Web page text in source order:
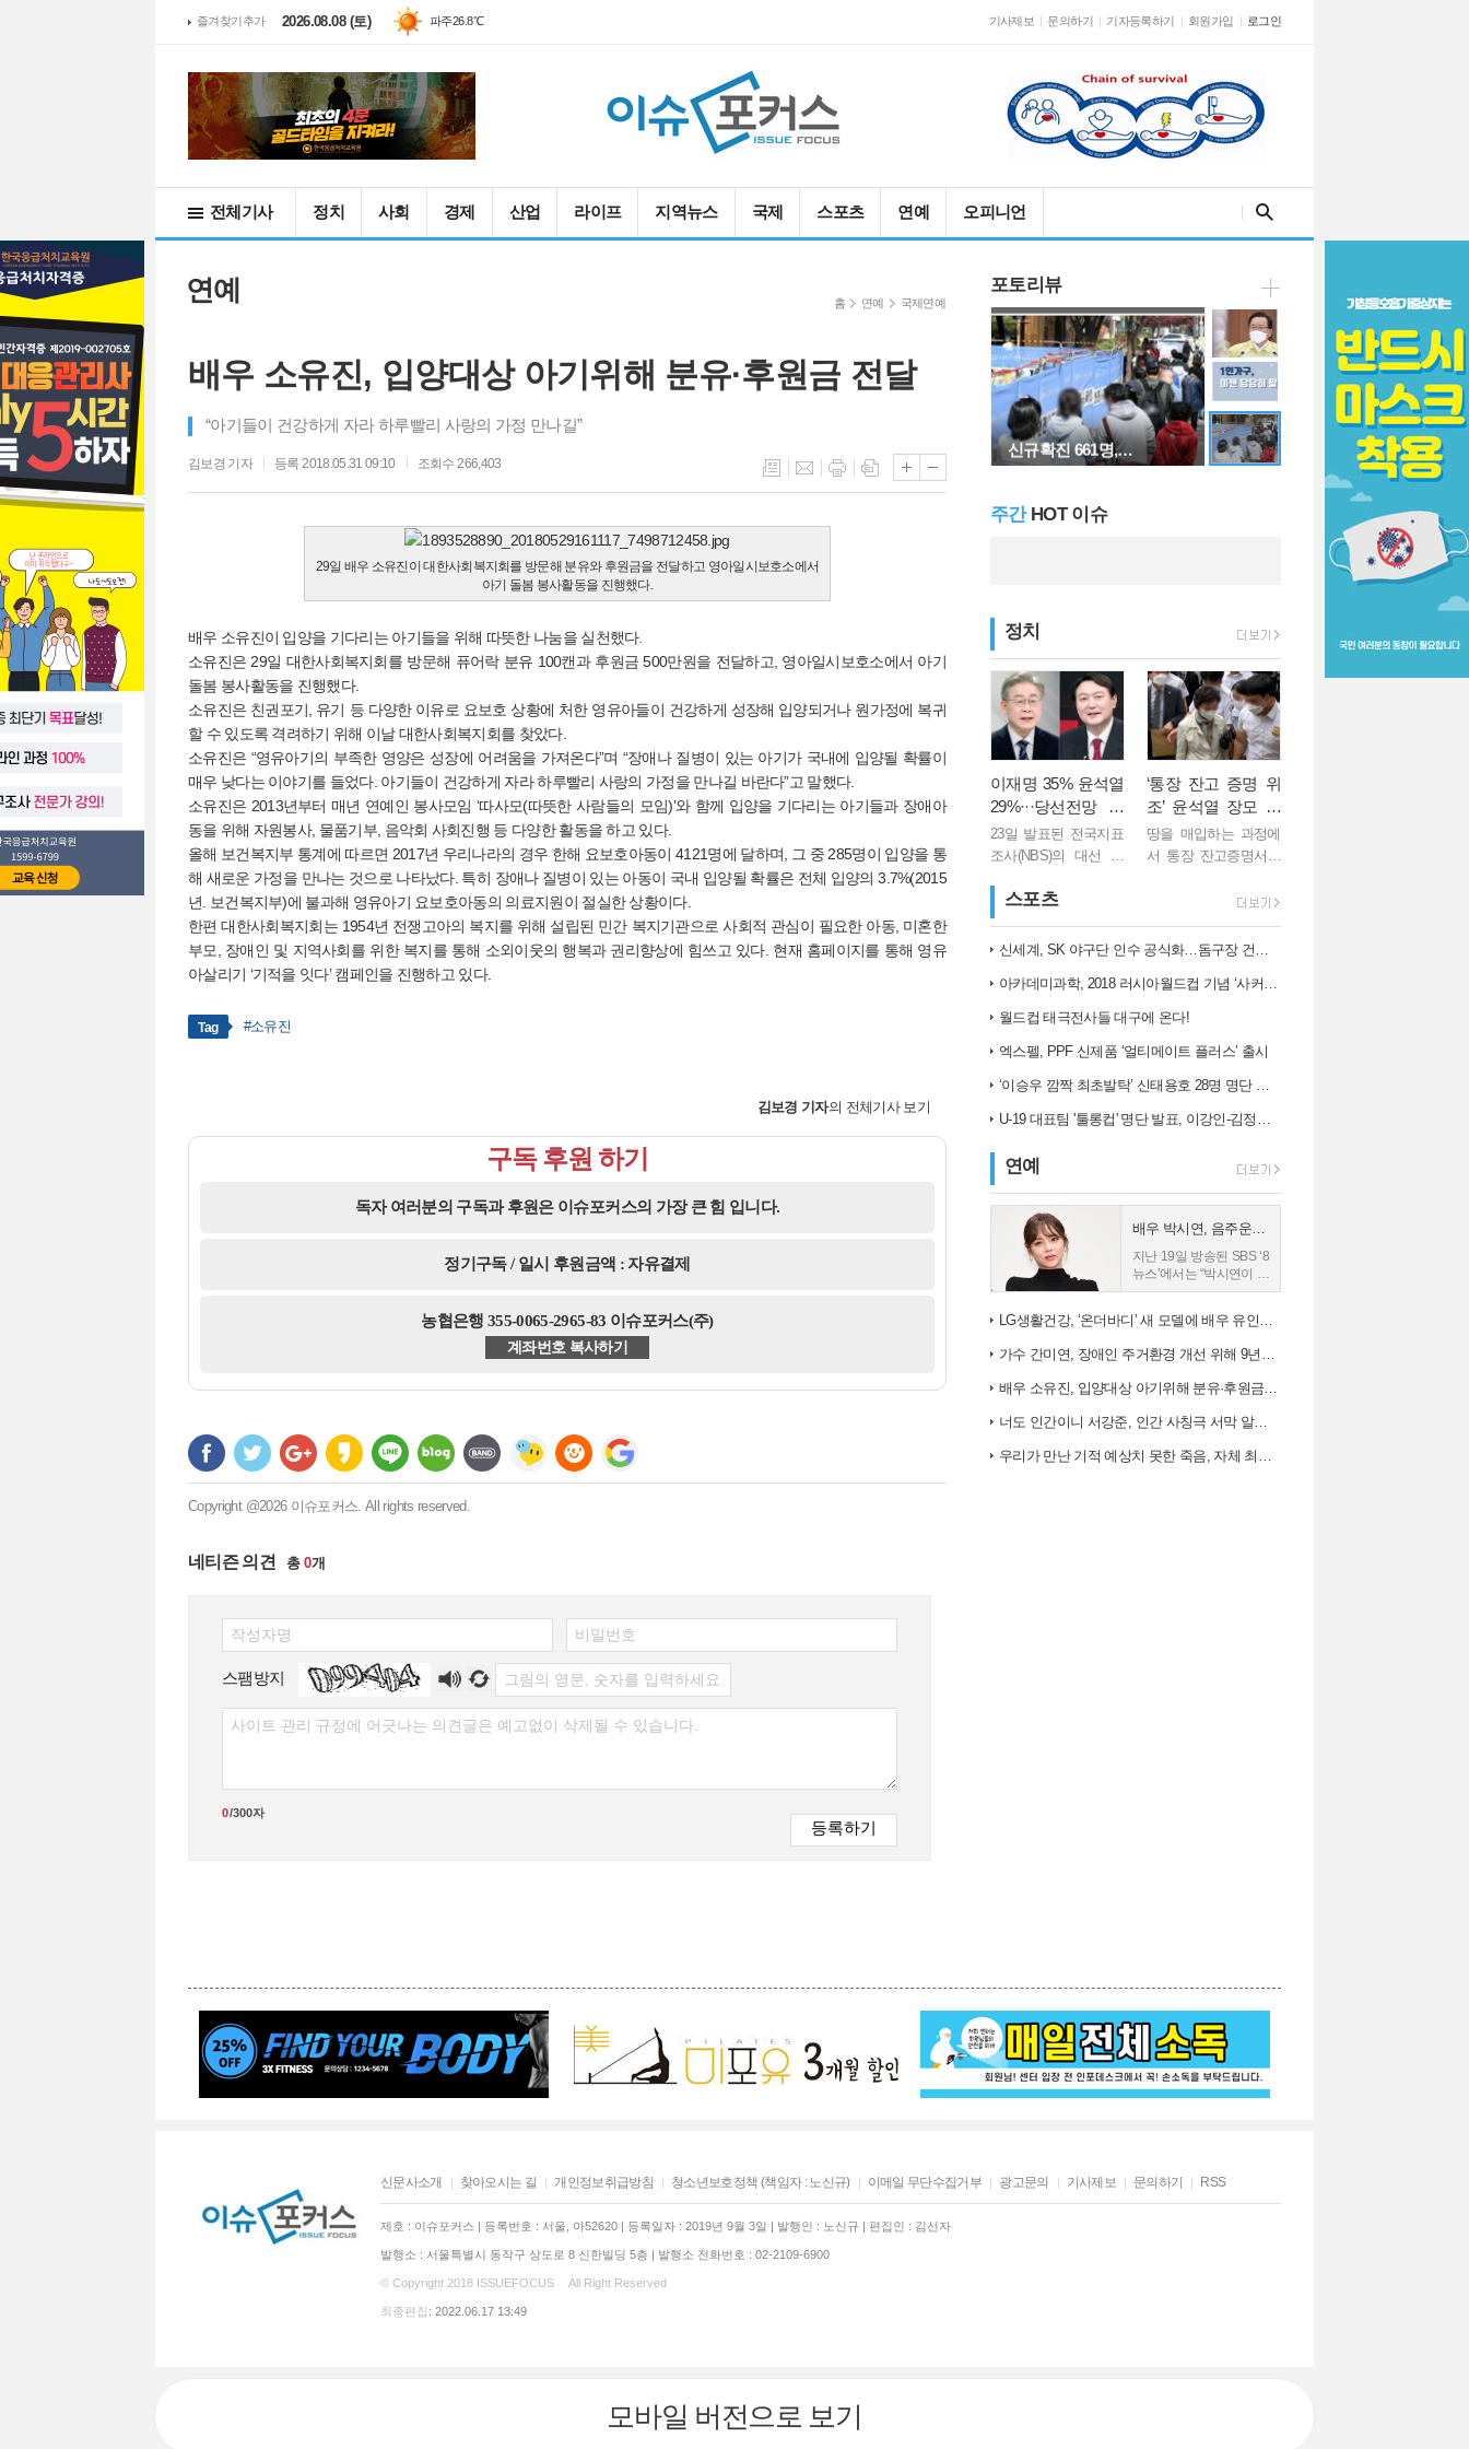
즐겨찾기추가 2026.08.08 (토) 파주26.8℃ 기사제보 문의하기 기자등록하기 회원가입 로그인
전체기사 정치 사회 경제 산업 라이프 지역뉴스 국제 스포츠 연예 오피니언
연예 홈 연예 국제연예
배우 소유진, 입양대상 아기위해 분유·후원금 전달
“아기들이 건강하게 자라 하루빨리 사랑의 가정 만나길”
김보경 기자 등록 2018.05.31 09:10 조회수 266,403
29일 배우 소유진이 대한사회복지회를 방문해 분유와 후원금을 전달하고 영아일시보호소에서
아기 돌봄 봉사활동을 진행했다.
배우 소유진이 입양을 기다리는 아기들을 위해 따뜻한 나눔을 실천했다.
소유진은 29일 대한사회복지회를 방문해 퓨어락 분유 100캔과 후원금 500만원을 전달하고, 영아일시보호소에서 아기
돌봄 봉사활동을 진행했다.
소유진은 친권포기, 유기 등 다양한 이유로 요보호 상황에 처한 영유아들이 건강하게 성장해 입양되거나 원가정에 복귀
할 수 있도록 격려하기 위해 이날 대한사회복지회를 찾았다.
소유진은 “영유아기의 부족한 영양은 성장에 어려움을 가져온다”며 “장애나 질병이 있는 아기가 국내에 입양될 확률이
매우 낮다는 이야기를 들었다. 아기들이 건강하게 자라 하루빨리 사랑의 가정을 만나길 바란다”고 말했다.
소유진은 2013년부터 매년 연예인 봉사모임 ‘따사모(따뜻한 사람들의 모임)’와 함께 입양을 기다리는 아기들과 장애아
동을 위해 자원봉사, 물품기부, 음악회 사회진행 등 다양한 활동을 하고 있다.
올해 보건복지부 통계에 따르면 2017년 우리나라의 경우 한해 요보호아동이 4121명에 달하며, 그 중 285명이 입양을 통
해 새로운 가정을 만나는 것으로 나타났다. 특히 장애나 질병이 있는 아동이 국내 입양될 확률은 전체 입양의 3.7%(2015
년. 보건복지부)에 불과해 영유아기 요보호아동의 의료지원이 절실한 상황이다.
한편 대한사회복지회는 1954년 전쟁고아의 복지를 위해 설립된 민간 복지기관으로 사회적 관심이 필요한 아동, 미혼한
부모, 장애인 및 지역사회를 위한 복지를 통해 소외이웃의 행복과 권리향상에 힘쓰고 있다. 현재 홈페이지를 통해 영유
아살리기 ‘기적을 잇다’ 캠페인을 진행하고 있다.
Tag #소유진
김보경 기자의 전체기사 보기
구독 후원 하기
독자 여러분의 구독과 후원은 이슈포커스의 가장 큰 힘 입니다.
정기구독 / 일시 후원금액 : 자유결제
농협은행 355-0065-2965-83 이슈포커스(주)
계좌번호 복사하기
Copyright @2026 이슈포커스. All rights reserved.
포토리뷰
김 총리 "백신 1…
[웹툰] 1인 가구…
신규확진 661명,…
주간HOT 이슈
정치
이재명 35% 윤석열
29%···당선전망 이
재명 41%, 윤석열 3
2%
23일 발표된 전국지표
조사(NBS)의 대선 후
서 이재명 더불어민주
당 후보는 35%, 윤석
열 국민의힘 후보는
는 오차 범위(6....
‘통장 잔고 증명 위
조’ 윤석열 장모 징
역 1년
땅을 매입하는 과정에
서 통장 잔고증명서를
윤석열 국민의힘 대선
(75)가 징역 1년을 선고
사8단독 박세황 판사...
스포츠
월드컵 태극전사들 대구에 온다!
엑스펠, PPF 신제품 ‘얼티메이트 플러스’ 출시
연예
배우 박시연, 음주운전 입건
지난 19일 방송된 SBS ‘8
뉴스’에서는 “박시연이 지
난 17일 오전 11시 30분
에서 외제차를 몰다 대기
는 사고를 냈다”는 내...
너도 인간이니 서강준, 인간 사칭극 서막 알린 종합 예고 공개
신문사소개 찾아오시는 길 개인정보취급방침 청소년보호정책 (책임자 : 노신규) 이메일 무단수집거부 광고문의 기사제보 문의하기 RSS
제호 : 이슈포커스 | 등록번호 : 서울, 아52620 | 등록일자 : 2019년 9월 3일 | 발행인 : 노신규 | 편집인 : 김선자
발행소 : 서울특별시 동작구 상도로 8 신한빌딩 5층 | 발행소 전화번호 : 02-2109-6900
© Copyright 2018 ISSUEFOCUS All Right Reserved
최종편집 : 2022.06.17 13:49
모바일 버전으로 보기